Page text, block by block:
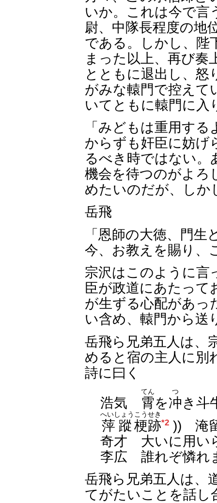
いか。これは今で言
尉、中隊長程度の地
である。しかし、陛
まった以上、再び奏
とともに退出し、怒
がみな轅門で控えて
いてともに轅門に入
「みどもは重用す
からずも奸臣に妨げ
るべき時ではない。
機会を待つのがよろ
めたいのだが、しか
岳飛
「恩師の大徳、門
今、お教えを賜り、
宗沢はこのように言
臣が政道にあたって
が生ずる心配があっ
い含め、轅門から送
岳飛ら兄弟五人は、
めると宿の主人に別
詩に曰く
浩気 霄
てん
を冲
つ
き斗
萍蹤
へいしょう
梗跡
こうせき
*2)) 淹
奇才 大いに用い
李広 誰れぞ憐れ
岳飛ら兄弟五人は、
てがたいことを話し